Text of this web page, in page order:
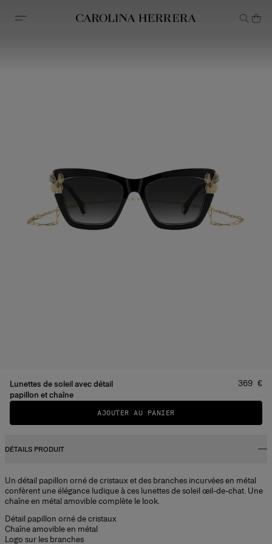
Avis d'accessibilité (lien)
Lunettes de soleil avec détail
papillon et chaîne
Prix :
369 €
AJOUTER AU PANIER
DÉTAILS PRODUIT
Un détail papillon orné de cristaux et des branches incurvées en métal
confèrent une élégance ludique à ces lunettes de soleil œil-de-chat. Une
chaîne en métal amovible complète le look.
Détail papillon orné de cristaux
Chaîne amovible en métal
Logo sur les branches